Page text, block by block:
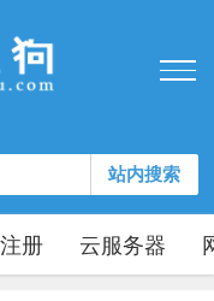
站内搜索
册 云服务器